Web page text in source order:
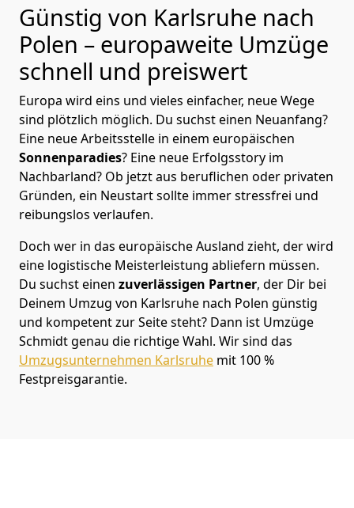
Günstig von Karlsruhe nach
Polen – europaweite Umzüge
schnell und preiswert
Europa wird eins und vieles einfacher, neue Wege
sind plötzlich möglich. Du suchst einen Neuanfang?
Eine neue Arbeitsstelle in einem europäischen
Sonnenparadies? Eine neue Erfolgsstory im
Nachbarland? Ob jetzt aus beruflichen oder privaten
Gründen, ein Neustart sollte immer stressfrei und
reibungslos verlaufen.
Doch wer in das europäische Ausland zieht, der wird
eine logistische Meisterleistung abliefern müssen.
Du suchst einen zuverlässigen Partner, der Dir bei
Deinem Umzug von Karlsruhe nach Polen günstig
und kompetent zur Seite steht? Dann ist Umzüge
Schmidtgenau die richtige Wahl. Wir sind das
Umzugsunternehmen Karlsruhe mit 100 %
Festpreisgarantie.